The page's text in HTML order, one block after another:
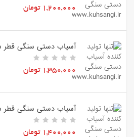
1,200,000 تومان
آسیاب دستی سنگی
1,350,000 تومان
آسیاب دستی سنگی
1,400,000 تومان